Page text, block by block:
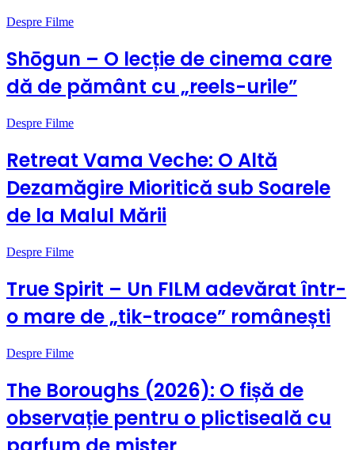
Despre Filme
Shōgun – O lecție de cinema care
dă de pământ cu „reels-urile”
Despre Filme
Retreat Vama Veche: O Altă
Dezamăgire Mioritică sub Soarele
de la Malul Mării
Despre Filme
True Spirit – Un FILM adevărat într-
o mare de „tik-troace” românești
Despre Filme
The Boroughs (2026): O fișă de
observație pentru o plictiseală cu